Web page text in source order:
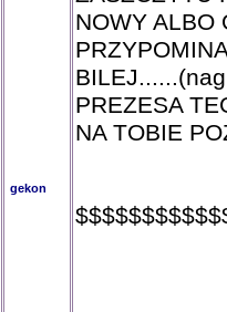
gekon
NOWY ALBO
PREZESA
NA TOBIE